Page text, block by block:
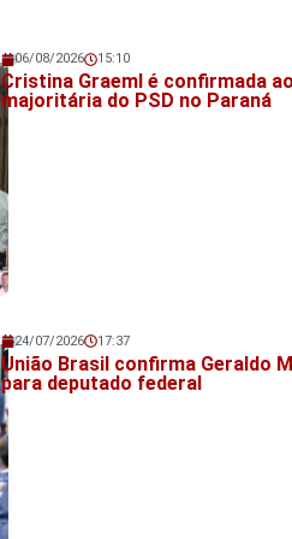
Veja também!
06/08/2026 15:10
Cristina Graeml é confirmada
majoritária do PSD no Paraná
Veja também!
24/07/2026 17:37
União Brasil confirma Geraldo
para deputado federal